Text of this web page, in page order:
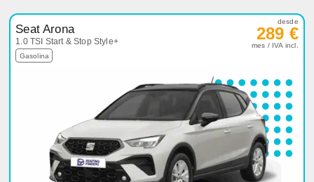
Seat Arona
1.0 TSI Start & Stop Style+
Gasolina
desde
289 €
mes / IVA incl.